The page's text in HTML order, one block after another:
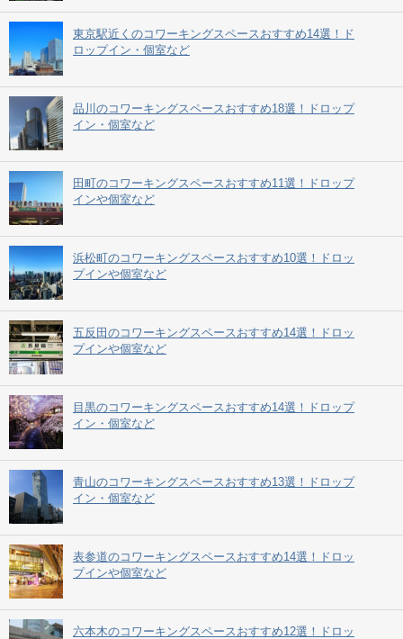
東京駅近くのコワーキングスペースおすすめ14選！ド
ロップイン・個室など
品川のコワーキングスペースおすすめ18選！ドロップ
イン・個室など
田町のコワーキングスペースおすすめ11選！ドロップ
インや個室など
浜松町のコワーキングスペースおすすめ10選！ドロッ
プインや個室など
五反田のコワーキングスペースおすすめ14選！ドロッ
プインや個室など
目黒のコワーキングスペースおすすめ14選！ドロップ
イン・個室など
青山のコワーキングスペースおすすめ13選！ドロップ
イン・個室など
表参道のコワーキングスペースおすすめ14選！ドロッ
プインや個室など
六本木のコワーキングスペースおすすめ12選！ドロッ